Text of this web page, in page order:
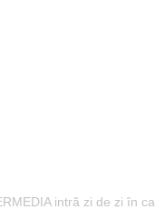
intră zi de zi în